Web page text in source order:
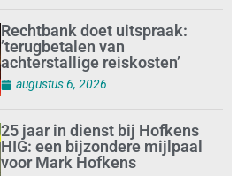
Rechtbank doet uitspraak:
’terugbetalen van
achterstallige reiskosten’
augustus 6, 2026
25 jaar in dienst bij Hofkens
HIG: een bijzondere mijlpaal
voor Mark Hofkens